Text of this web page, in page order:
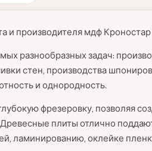
и производителя мдф
разнообразных задач:
стен, производства
и однородность.
фрезеровку, позволяя
плиты отлично
ламинированию, оклейке